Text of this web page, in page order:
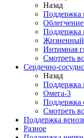
Назад
Поддержка
Поддержка
Жизненный
Интимная
Смотреть
Сердечно-
Назад
Поддержка
Омега-3
Поддержка
Смотреть
Поддержка
Разное